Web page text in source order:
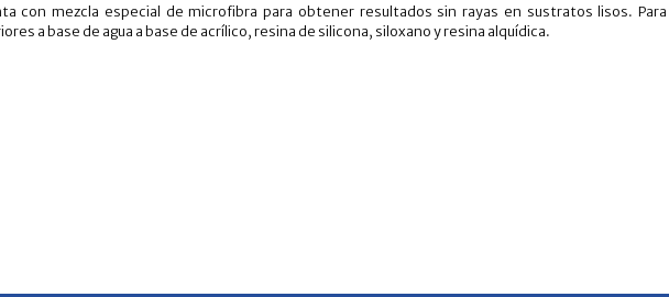
con mezcla especial de microfibra para obtener resultados sin rayas en sustratos lisos. Para
a base de agua a base de acrílico, resina de silicona, siloxano y resina alquídica.